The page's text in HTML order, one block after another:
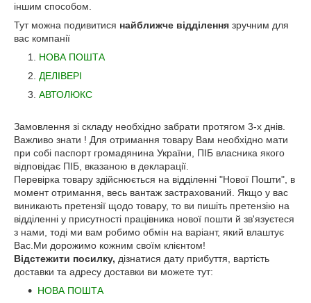
іншим способом.
Тут можна подивитися найближче відділення зручним для
вас компанії
НОВА ПОШТА
ДЕЛІВЕРІ
АВТОЛЮКС
Замовлення зі складу необхідно забрати протягом 3-х днів.
Важливо знати ! Для отримання товару Вам необхідно мати
при собі паспорт громадянина України, ПІБ власника якого
відповідає ПІБ, вказаною в декларації.
Перевірка товару здійснюється на відділенні "Нової Пошти", в
момент отримання, весь вантаж застрахований. Якщо у вас
виникають претензії щодо товару, то ви пишіть претензію на
відділенні у присутності працівника нової пошти й зв'язуєтеся
з нами, тоді ми вам робимо обмін на варіант, який влаштує
Вас.Ми дорожимо кожним своїм клієнтом!
Відстежити посилку, дізнатися дату прибуття, вартість
доставки та адресу доставки ви можете тут:
НОВА ПОШТА